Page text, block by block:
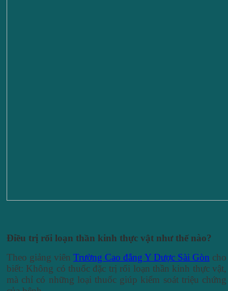
Điều trị rối loạn thần kinh thực vật như thế nào?
Theo giảng viên Trường Cao đẳng Y Dược Sài Gòn cho
biết: Không có thuốc đặc trị rối loạn thần kinh thực vật,
mà chỉ có những loại thuốc giúp kiểm soát triệu chứng